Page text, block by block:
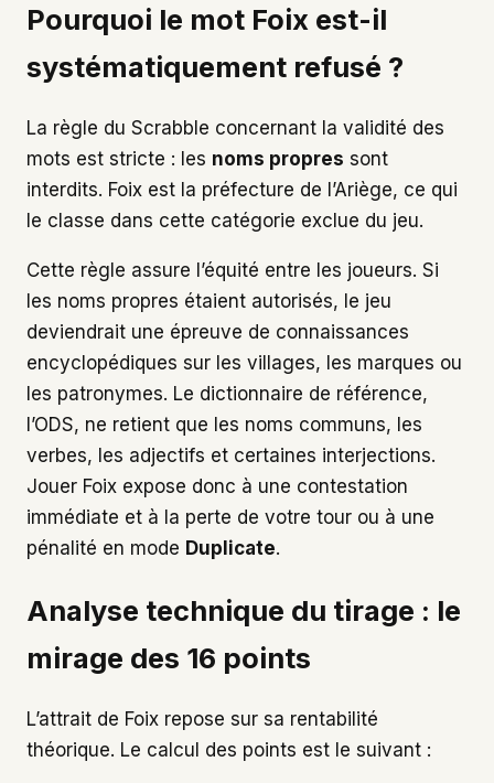
Pourquoi le mot Foix est-il
systématiquement refusé ?
La règle du Scrabble concernant la validité des
mots est stricte : les noms propres sont
interdits. Foix est la préfecture de l’Ariège, ce qui
le classe dans cette catégorie exclue du jeu.
Cette règle assure l’équité entre les joueurs. Si
les noms propres étaient autorisés, le jeu
deviendrait une épreuve de connaissances
encyclopédiques sur les villages, les marques ou
les patronymes. Le dictionnaire de référence,
l’ODS, ne retient que les noms communs, les
verbes, les adjectifs et certaines interjections.
Jouer Foix expose donc à une contestation
immédiate et à la perte de votre tour ou à une
pénalité en mode Duplicate.
Analyse technique du tirage : le
mirage des 16 points
L’attrait de Foix repose sur sa rentabilité
théorique. Le calcul des points est le suivant :